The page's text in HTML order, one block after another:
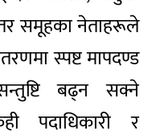
समूहका नेताहरूले
स्पष्ट मापदण्ड
बढ्न सक्ने
पदाधिकारी र